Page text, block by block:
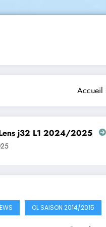
Accueil
2024/2025 Lyon –
OL SAISON 2014/2015